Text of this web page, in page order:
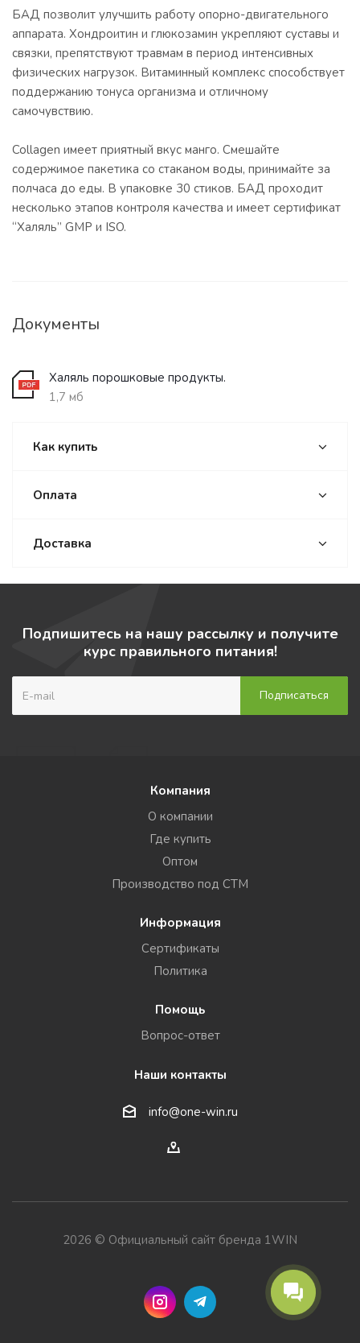
БАД позволит улучшить работу опорно-двигательного
аппарата. Хондроитин и глюкозамин укрепляют суставы и
связки, препятствуют травмам в период интенсивных
физических нагрузок. Витаминный комплекс способствует
поддержанию тонуса организма и отличному
самочувствию.
Collagen имеет приятный вкус манго. Смешайте
содержимое пакетика со стаканом воды, принимайте за
полчаса до еды. В упаковке 30 стиков. БАД проходит
несколько этапов контроля качества и имеет сертификат
“Халяль” GMP и ISO.
Документы
Халяль порошковые продукты.
1,7 мб
Как купить
Оплата
Доставка
Подпишитесь на нашу рассылку и получите
курс правильного питания!
Компания
О компании
Где купить
Оптом
Производство под СТМ
Информация
Сертификаты
Политика
Помощь
Вопрос-ответ
Наши контакты
info@one-win.ru
2026 © Официальный сайт бренда 1WIN